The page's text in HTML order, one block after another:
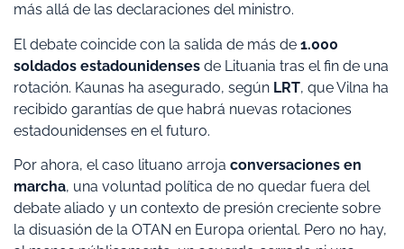
más allá de las declaraciones del ministro.
El debate coincide con la salida de más de 1.000
soldados estadounidenses de Lituania tras el fin de una
rotación. Kaunas ha asegurado, según LRT, que Vilna ha
recibido garantías de que habrá nuevas rotaciones
estadounidenses en el futuro.
Por ahora, el caso lituano arroja conversaciones en
marcha, una voluntad política de no quedar fuera del
debate aliado y un contexto de presión creciente sobre
la disuasión de la OTAN en Europa oriental. Pero no hay,